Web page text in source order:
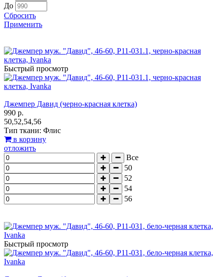
До
Сбросить
Применить
Быстрый просмотр
Джемпер Давид (черно-красная клетка)
990 р.
50,52,54,56
Тип ткани: Флис
в корзину
отложить
Все
50
52
54
56
Быстрый просмотр